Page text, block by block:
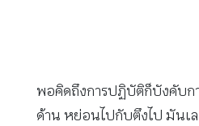
พอคิดถึงการปฏิบัติก็บังคับก
ด้าน หย่อนไปกับตึงไป มันเล